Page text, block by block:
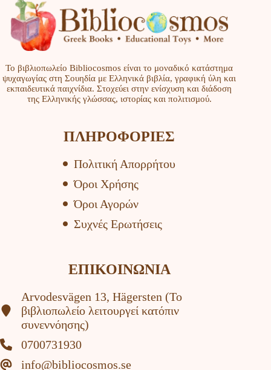
Το βιβλιοπωλείο Bibliocosmos είναι το μοναδικό κατάστημα
ψυχαγωγίας στη Σουηδία με Ελληνικά βιβλία, γραφική ύλη και
εκπαιδευτικά παιχνίδια. Στοχεύει στην ενίσχυση και διάδοση
της Ελληνικής γλώσσας, ιστορίας και πολιτισμού.
ΠΛΗΡΟΦΟΡΙΕΣ
Πολιτική Απορρήτου
Όροι Χρήσης
Όροι Αγορών
Συχνές Ερωτήσεις
ΕΠΙΚΟΙΝΩΝΙΑ
Arvodesvägen 13, Hägersten (To
βιβλιοπωλείο λειτουργεί κατόπιν
συνεννόησης)
0700731930
info@bibliocosmos.se